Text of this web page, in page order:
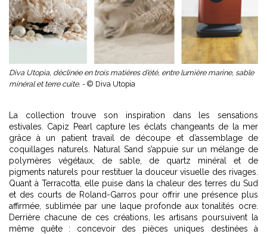
Diva Utopia, déclinée en trois matières d’été, entre lumière marine, sable
minéral et terre cuite. - © Diva Utopia
La collection trouve son inspiration dans les sensations
estivales. Capiz Pearl capture les éclats changeants de la mer
grâce à un patient travail de découpe et d’assemblage de
coquillages naturels. Natural Sand s’appuie sur un mélange de
polymères végétaux, de sable, de quartz minéral et de
pigments naturels pour restituer la douceur visuelle des rivages.
Quant à Terracotta, elle puise dans la chaleur des terres du Sud
et des courts de Roland-Garros pour offrir une présence plus
affirmée, sublimée par une laque profonde aux tonalités ocre.
Derrière chacune de ces créations, les artisans poursuivent la
même quête : concevoir des pièces uniques destinées à